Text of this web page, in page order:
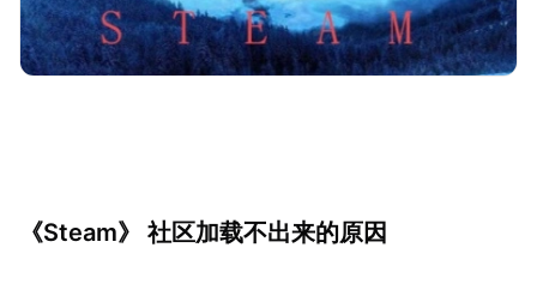
《Steam》 社区加载不出来的原因